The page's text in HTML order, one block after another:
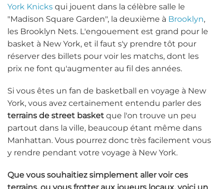
York Knicks qui jouent dans la célèbre salle le
"Madison Square Garden", la deuxième à Brooklyn,
les Brooklyn Nets. L'engouement est grand pour le
basket à New York, et il faut s'y prendre tôt pour
réserver des billets pour voir les matchs, dont les
prix ne font qu'augmenter au fil des années.
Si vous êtes un fan de basketball en voyage à New
York, vous avez certainement entendu parler des
terrains de street basket que l'on trouve un peu
partout dans la ville, beaucoup étant même dans
Manhattan. Vous pourrez donc très facilement vous
y rendre pendant votre voyage à New York.
Que vous souhaitiez simplement aller voir ces